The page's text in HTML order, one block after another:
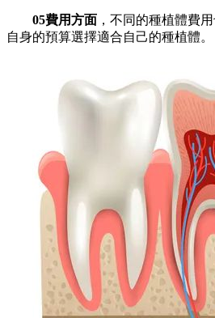
05費用方面 ，不同的種植體費
自身的預算選擇適合自己的種植體。